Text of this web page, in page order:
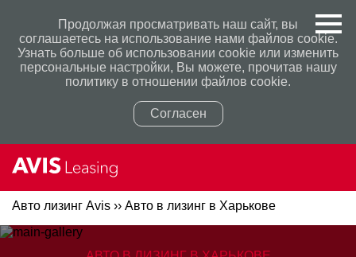
Продолжая просматривать наш сайт, вы
соглашаетесь на использование нами файлов cookie.
Узнать больше об использовании cookie или изменить
персональные настройки, Вы можете, прочитав нашу
политику в отношении файлов cookie.
Согласен
Авто лизинг Avis ›› Авто в лизинг в Харькове
Политикой конфиденциальности
Политикой конфиденциальности